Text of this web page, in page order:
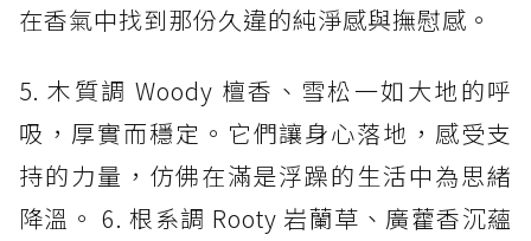
在香氣中找到那份久違的純淨感與撫慰感。
5. 木質調 Woody 檀香、雪松一如大地的呼
吸，厚實而穩定。它們讓身心落地，感受支
持的力量，仿佛在滿是浮躁的生活中為思緒
降溫。 6. 根系調 Rooty 岩蘭草、廣藿香沉蘊